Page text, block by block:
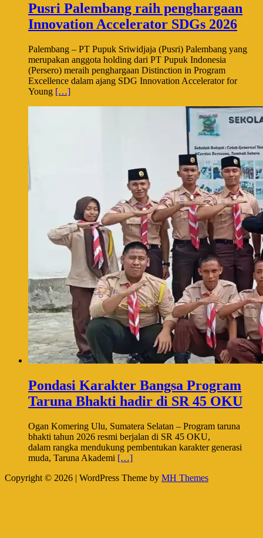
Pusri Palembang raih penghargaan
Innovation Accelerator SDGs 2026
Palembang – PT Pupuk Sriwidjaja (Pusri) Palembang yang
merupakan anggota holding dari PT Pupuk Indonesia
(Persero) meraih penghargaan Distinction in Program
Excellence dalam ajang SDG Innovation Accelerator for
Young […]
Pondasi Karakter Bangsa Program
Taruna Bhakti hadir di SR 45 OKU
Ogan Komering Ulu, Sumatera Selatan – Program taruna
bhakti tahun 2026 resmi berjalan di SR 45 OKU,
dalam rangka mendukung pembentukan karakter generasi
muda, Taruna Akademi […]
Copyright © 2026 | WordPress Theme by MH Themes